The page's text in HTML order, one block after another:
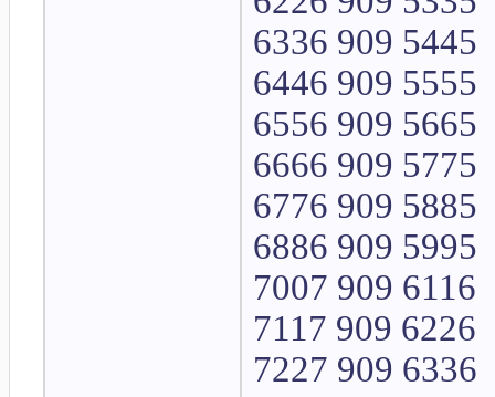
6336 909 5445
6446 909 5555
6556 909 5665
6666 909 5775
6776 909 5885
6886 909 5995
7007 909 6116
7117 909 6226
7227 909 6336